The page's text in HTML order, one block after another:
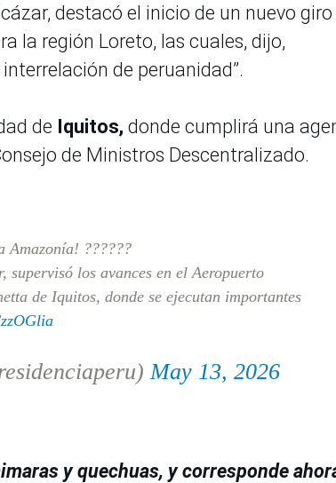
destacó el inicio de un nuevo giro
la región Loreto, las cuales, dijo,
de peruanidad”.
de Iquitos, donde cumplirá una
de Ministros Descentralizado.
Amazonía! ??????
los avances en el Aeropuerto
de Iquitos, donde se ejecutan importantes
May 13, 2026
y quechuas, y corresponde